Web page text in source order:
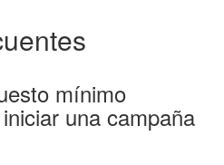
mínimo
una campaña